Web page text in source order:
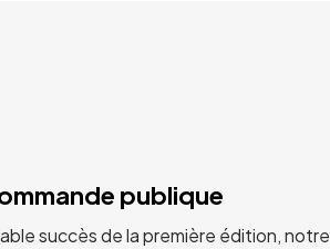
publique
succès de la première édition, notre